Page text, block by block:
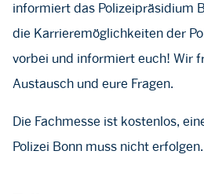
informiert das Polizeipräsidium
die Karrieremöglichkeiten der
vorbei und informiert euch! Wir
Austausch und eure Fragen.
Die Fachmesse ist kostenlos,
Polizei Bonn muss nicht erfolgen.